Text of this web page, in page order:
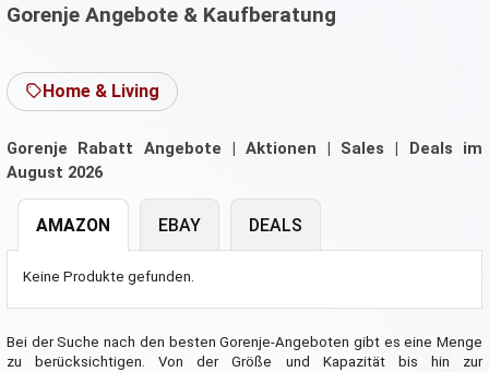
Gorenje Angebote & Kaufberatung
Home & Living
Gorenje Rabatt Angebote | Aktionen | Sales | Deals im
August 2026
AMAZON
Keine Produkte gefunden.
EBAY DEALS
Bei der Suche nach den besten Gorenje-Angeboten gibt es eine Menge
zu berücksichtigen. Von der Größe und Kapazität bis hin zur